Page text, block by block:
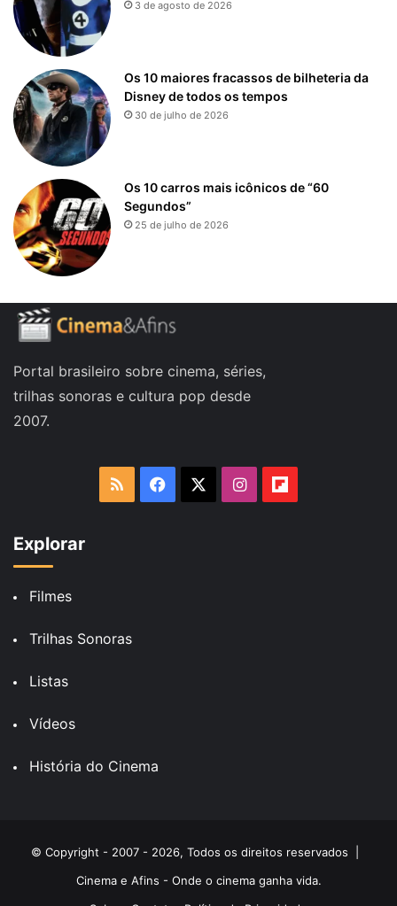
3 de agosto de 2026
Os 10 maiores fracassos de bilheteria da
Disney de todos os tempos
30 de julho de 2026
Os 10 carros mais icônicos de “60
Segundos”
25 de julho de 2026
Portal brasileiro sobre cinema, séries,
trilhas sonoras e cultura pop desde
2007.
RSS Facebook Instagram
Explorar
Filmes
Trilhas Sonoras
Listas
Vídeos
História do Cinema
© Copyright - 2007 - 2026, Todos os direitos reservados |
Cinema e Afins - Onde o cinema ganha vida.